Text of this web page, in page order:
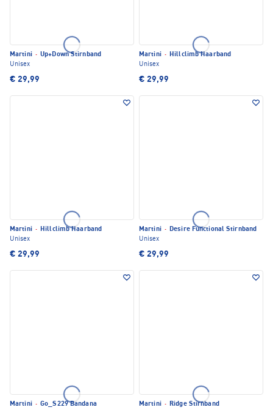
Martini · Up+Down Stirnband
Unisex
€ 29,99
Martini · Hillclimb Haarband
Unisex
€ 29,99
Martini · Hillclimb Haarband
Unisex
€ 29,99
Martini · Desire Functional Stirnband
Unisex
€ 29,99
Martini · Go_S229 Bandana
Martini · Ridge Stirnband